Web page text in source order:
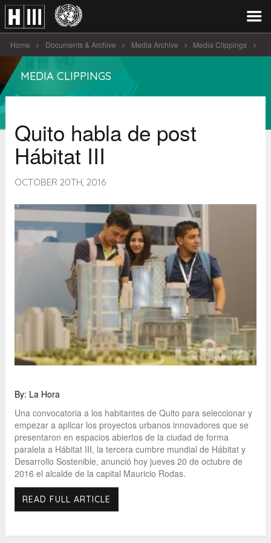
Home Documents & Archive Media Archive Media Clippings
Quito habla de post Hábitat [...]
MEDIA CLIPPINGS
Quito habla de post
Hábitat III
OCTOBER 20TH, 2016
By: La Hora
Una convocatoria a los habitantes de Quito para seleccionar y
empezar a aplicar los proyectos urbanos innovadores que se
presentaron en espacios abiertos de la ciudad de forma
paralela a Hábitat III, la tercera cumbre mundial de Hábitat y
Desarrollo Sostenible, anunció hoy jueves 20 de octubre de
2016 el alcalde de la capital Mauricio Rodas.
READ FULL ARTICLE